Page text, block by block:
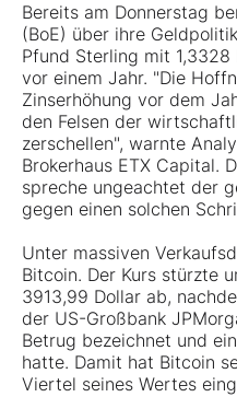
Bereits am Donnerstag
(BoE) über ihre
Pfund Sterling mit
vor einem Jahr. "Die
Zinserhöhung vor dem
den Felsen der
zerschellen", warnte
Brokerhaus ETX Capital.
spreche ungeachtet der
gegen einen solchen
Unter massiven
Bitcoin. Der Kurs stürzte
3913,99 Dollar ab,
der US-Großbank
Betrug bezeichnet und
hatte. Damit hat Bitcoin
Viertel seines Wertes